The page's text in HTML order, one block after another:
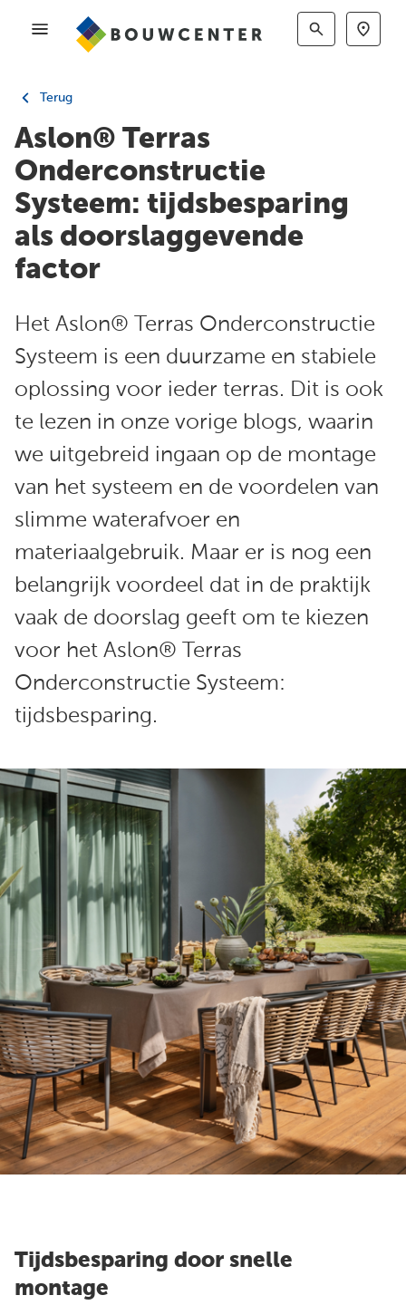
Terug
Aslon® Terras
Onderconstructie
Systeem: tijdsbesparing
als doorslaggevende
factor
Het Aslon® Terras Onderconstructie
Systeem is een duurzame en stabiele
oplossing voor ieder terras. Dit is ook
te lezen in onze vorige blogs, waarin
we uitgebreid ingaan op de montage
van het systeem en de voordelen van
slimme waterafvoer en
materiaalgebruik. Maar er is nog een
belangrijk voordeel dat in de praktijk
vaak de doorslag geeft om te kiezen
voor het Aslon® Terras
Onderconstructie Systeem:
tijdsbesparing.
Tijdsbesparing door snelle
montage